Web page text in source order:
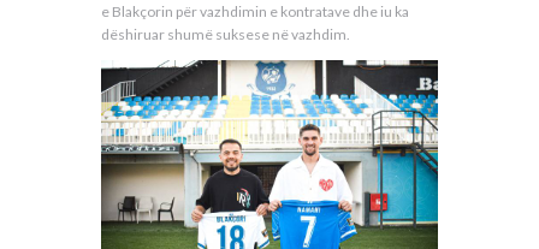
e Blakçorin për vazhdimin e kontratave dhe iu ka
dëshiruar shumë suksese në vazhdim.